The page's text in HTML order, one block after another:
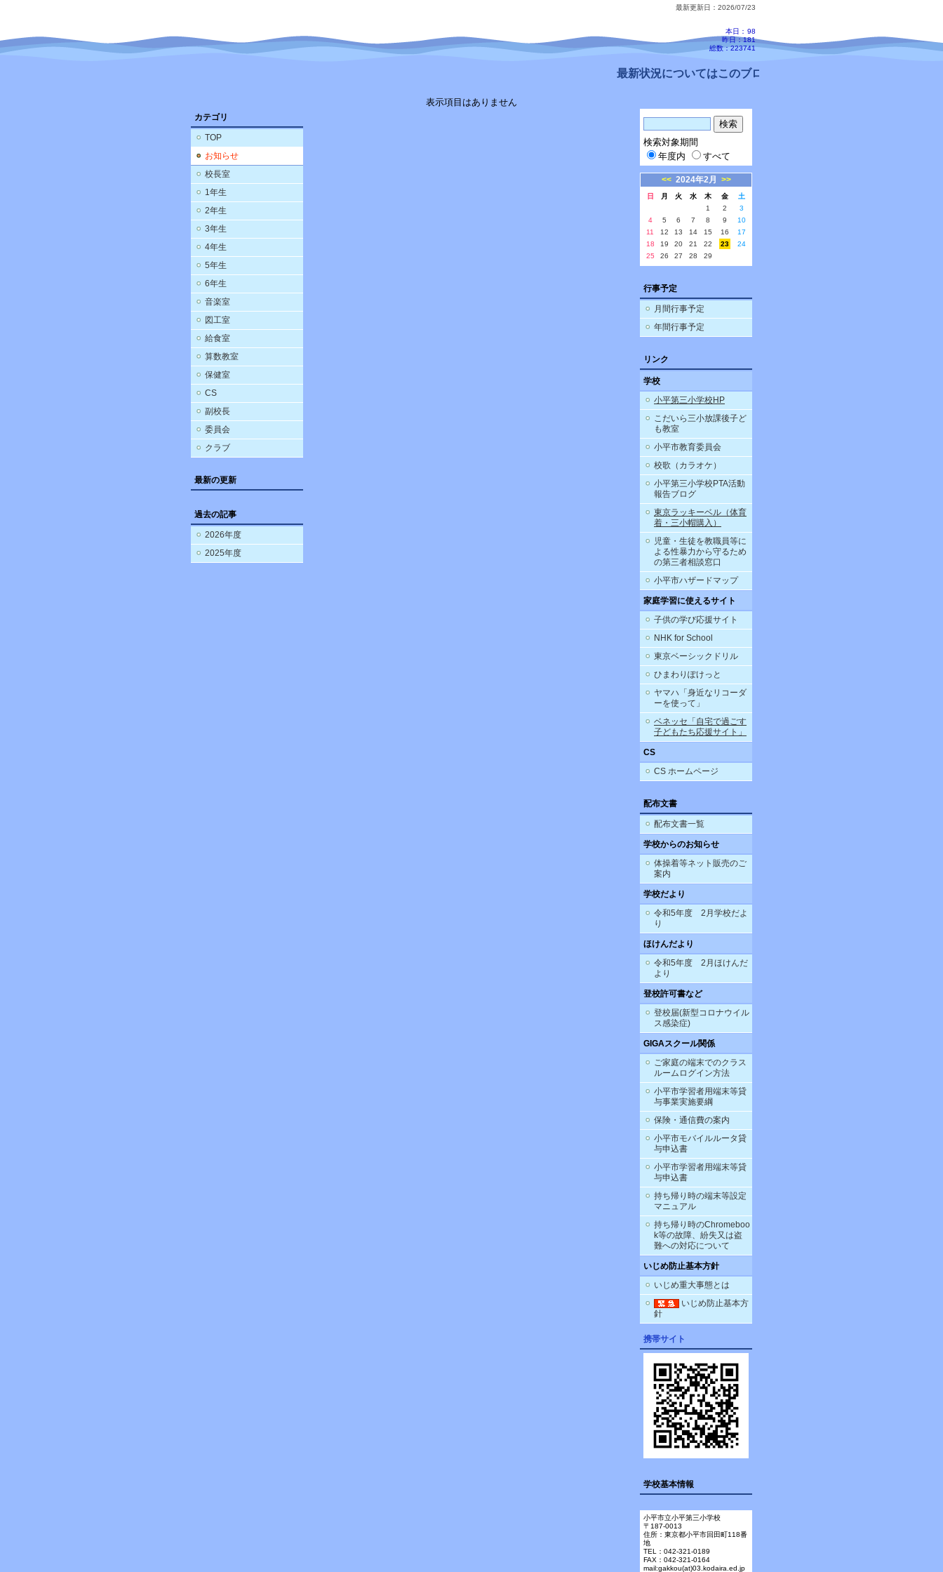
最新更新日：2026/07/23
本日： 98
昨日：181
総数：223741
最新状況についてはこのブログ、配信メールをご確認ください。
カテゴリ
TOP
お知らせ
校長室
1年生
2年生
3年生
4年生
5年生
6年生
音楽室
図工室
給食室
算数教室
保健室
CS
副校長
委員会
クラブ
最新の更新
過去の記事
2026年度
2025年度
表示項目はありません
検索対象期間
年度内
すべて
<< 2024年2月 >>
日 月 火 水 木 金
土
1
2
3
4
5 6 7 8 9
10
11
12 13 14 15 16
17
18
19 20 21 22 23
24
25
26 27 28 29
行事予定
月間行事予定
年間行事予定
リンク
学校
小平第三小学校HP
こだいら三小放課後子ど
も教室
小平市教育委員会
校歌（カラオケ）
小平第三小学校PTA活動
報告ブログ
東京ラッキーベル（体育
着・三小帽購入）
児童・生徒を教職員等に
よる性暴力から守るため
の第三者相談窓口
小平市ハザードマップ
家庭学習に使えるサイト
子供の学び応援サイト
NHK for School
東京ベーシックドリル
ひまわりぽけっと
ヤマハ「身近なリコーダ
ーを使って」
ベネッセ「自宅で過ごす
子どもたち応援サイト」
CS
CS ホームページ
配布文書
配布文書一覧
学校からのお知らせ
体操着等ネット販売のご
案内
学校だより
令和5年度 2月学校だよ
り
ほけんだより
令和5年度 2月ほけんだ
より
登校許可書など
登校届(新型コロナウイル
ス感染症)
GIGAスクール関係
ご家庭の端末でのクラス
ルームログイン方法
小平市学習者用端末等貸
与事業実施要綱
保険・通信費の案内
小平市モバイルルータ貸
与申込書
小平市学習者用端末等貸
与申込書
持ち帰り時の端末等設定
マニュアル
持ち帰り時のChromeboo
k等の故障、紛失又は盗
難への対応について
いじめ防止基本方針
いじめ重大事態とは
いじめ防止基本方
針
携帯サイト
学校基本情報
小平市立小平第三小学校
〒187-0013
住所：東京都小平市回田町118番
地
TEL：042-321-0189
FAX：042-321-0164
mail:gakkou(at)03.kodaira.ed.jp